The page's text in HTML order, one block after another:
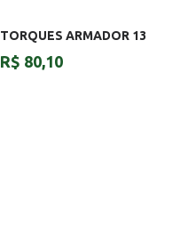
TORQUES ARMADOR 13
R$ 80,10